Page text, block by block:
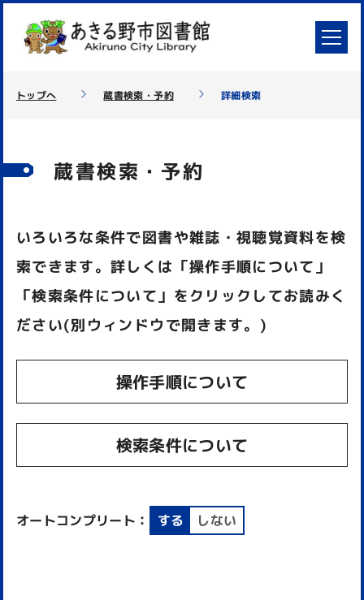
トップへ 蔵書検索・予約 詳細検索
蔵書検索・予約
いろいろな条件で図書や雑誌・視聴覚資料を検
索できます。詳しくは「操作手順について」
「検索条件について」をクリックしてお読みく
ださい(別ウィンドウで開きます。)
操作手順について
検索条件について
オートコンプリート： する しない